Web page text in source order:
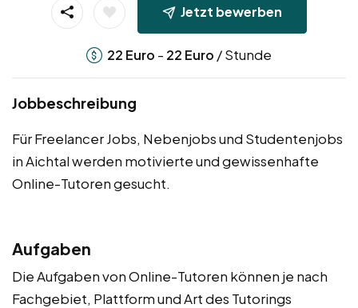
Jetzt bewerben
22 Euro - 22 Euro / Stunde
Jobbeschreibung
Für Freelancer Jobs, Nebenjobs und Studentenjobs
in Aichtal werden motivierte und gewissenhafte
Online-Tutoren gesucht.
Aufgaben
Die Aufgaben von Online-Tutoren können je nach
Fachgebiet, Plattform und Art des Tutorings